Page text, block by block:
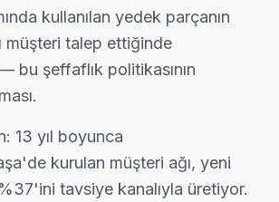
Orta kuşak: Bağlarbaşı ve
— Dış mahalleler: Karadeniz
servis kronolojisi, Regal
2022) bu cihaz VA Panel LED
Regal teknik
kullanılan yedek parçanın
müşteri talep ettiğinde
bu şeffaflık politikasının
13 yıl boyunca
kurulan müşteri ağı, yeni
tavsiye kanalıyla üretiyor.